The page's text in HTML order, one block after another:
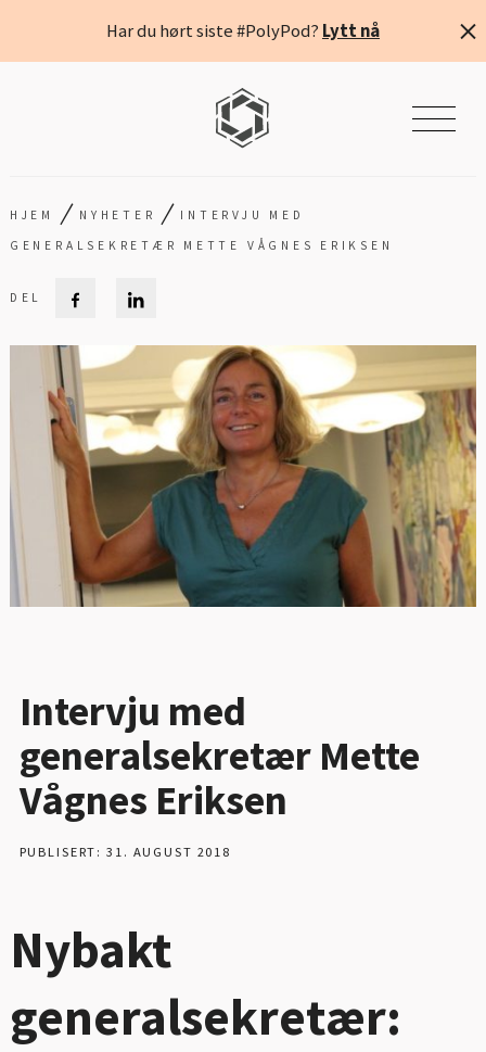
Har du hørt siste #PolyPod? Lytt nå
HJEM / NYHETER / INTERVJU MED
GENERALSEKRETÆR METTE VÅGNES ERIKSEN
Intervju med
generalsekretær Mette
Vågnes Eriksen
PUBLISERT: 31. AUGUST 2018
Nybakt
generalsekretær: